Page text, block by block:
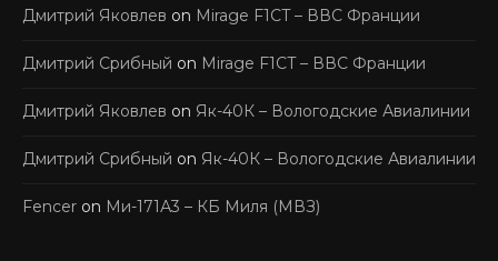
Дмитрий Яковлев on Mirage F1CT – ВВС Франции
Дмитрий Срибный on Mirage F1CT – ВВС Франции
Дмитрий Яковлев on Як-40К – Вологодские Авиалинии
Дмитрий Срибный on Як-40К – Вологодские Авиалинии
Fencer on Ми-171А3 – КБ Миля (МВЗ)